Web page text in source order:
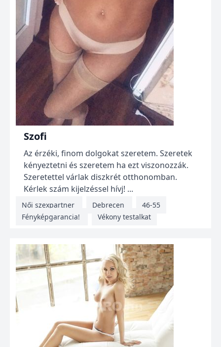
Szofi
Az érzéki, finom dolgokat szeretem. Szeretek
kényeztetni és szeretem ha ezt viszonozzák.
Szeretettel várlak diszkrét otthonomban.
Kérlek szám kijelzéssel hívj! ...
Női szexpartner Debrecen
46-55
Fényképgarancia!
Vékony testalkat